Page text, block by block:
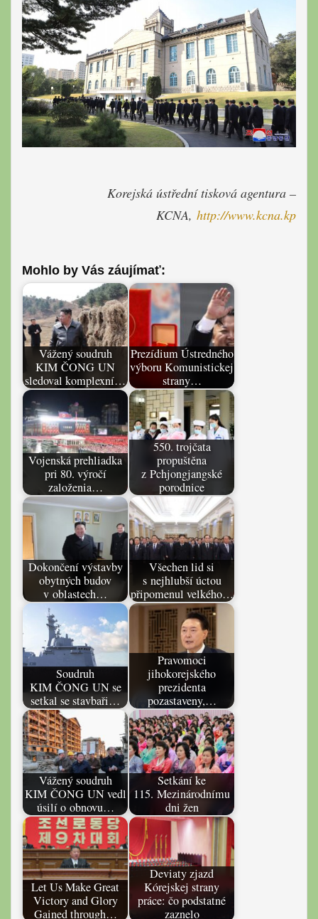
Korejská ústřední tisková agentura –
KCNA, http://www.kcna.kp
Mohlo by Vás záujímať:
Vážený soudruh
KIM ČONG UN
sledoval komplexní…
Prezídium Ústredného
výboru Komunistickej
strany…
Vojenská prehliadka
pri 80. výročí
založenia…
550. trojčata
propuštěna
z Pchjongjangské
porodnice
Dokončení výstavby
obytných budov
v oblastech…
Všechen lid si
s nejhlubší úctou
připomenul velkého…
Soudruh
KIM ČONG UN se
setkal se stavbaři…
Pravomoci
jihokorejského
prezidenta
pozastaveny,…
Vážený soudruh
KIM ČONG UN vedl
úsilí o obnovu…
Setkání ke
115. Mezinárodnímu
dni žen
Let Us Make Great
Victory and Glory
Gained through…
Deviaty zjazd
Kórejskej strany
práce: čo podstatné
zaznelo